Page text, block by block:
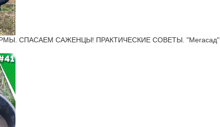
СПАСАЕМ САЖЕНЦЫ! ПРАКТИЧЕСКИЕ СОВЕТЫ. "Мегасад"